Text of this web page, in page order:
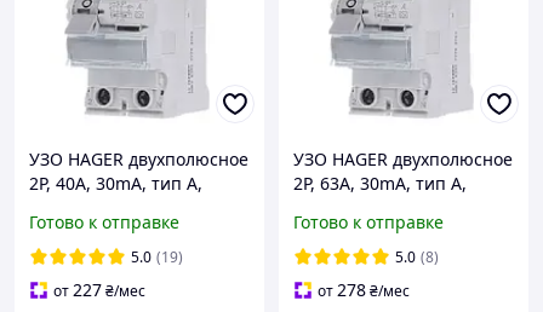
УЗО HAGER двухполюсное
2P, 40A, 30mA, тип A,
дифференциальное реле,
устройство защитного
откл
Готово к отправке
5.0 (19)
от227₴/мес
УЗО HAGER двухполюсное
2P, 63A, 30mA, тип A,
дифференциальное реле,
устройство защитного
откл
Готово к отправке
5.0 (8)
от278₴/мес